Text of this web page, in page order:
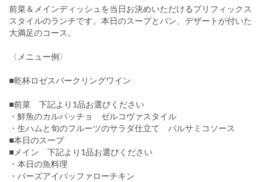
前菜＆メインディッシュを当日お決めいただけるプリフィックス
スタイルのランチです。本日のスープとパン、デザートが付いた
大満足のコース。
〈メニュー例〉
■乾杯ロゼスパークリングワイン
■前菜 下記より1品お選びください
・鮮魚のカルパッチョ ゼルコヴァスタイル
・生ハムと旬のフルーツのサラダ仕立て バルサミコソース
■本日のスープ
■メイン 下記より1品お選びください
・本日の魚料理
・バーズアイバッファローチキン